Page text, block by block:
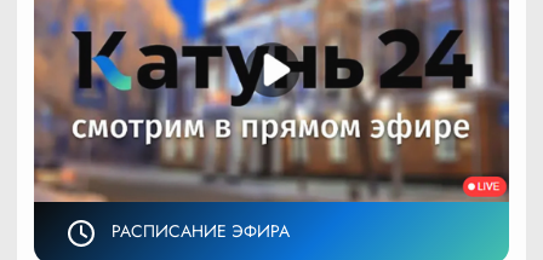
РАСПИСАНИЕ ЭФИРА